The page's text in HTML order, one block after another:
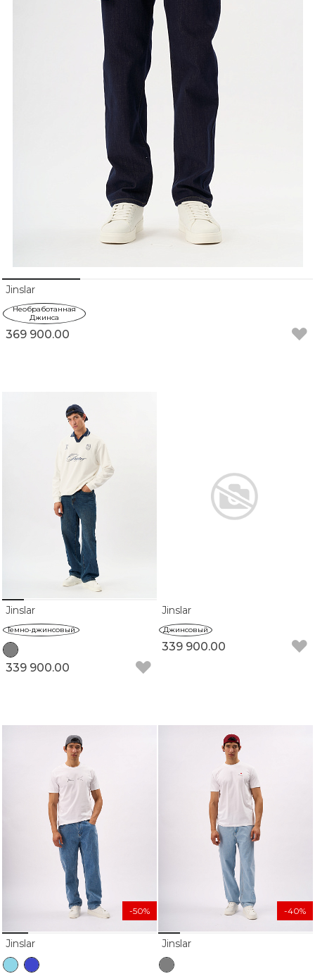
Jinslar
Необработанная
Джинса
369 900.00
Jinslar
Темно-джинсовый
339 900.00
Jinslar
Джинсовый
339 900.00
Jinslar
-50%
Jinslar
-40%